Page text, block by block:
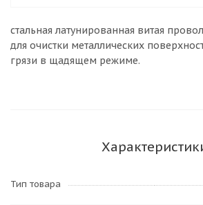
стальная латунированная витая
для очистки металлических
грязи в щадящем режиме.
Тип товара